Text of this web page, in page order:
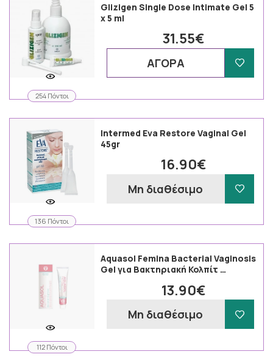
254 Πόντοι
Glizigen Single Dose Intimate Gel 5
x 5 ml
31.55€
ΑΓΟΡΑ
136 Πόντοι
Intermed Eva Restore Vaginal Gel
45gr
16.90€
Μη διαθέσιμο
112 Πόντοι
Aquasol Femina Bacterial Vaginosis
Gel για Βακτηριακή Κολπίτ …
13.90€
Μη διαθέσιμο